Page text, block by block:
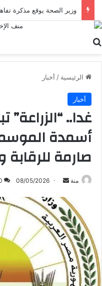
الرئيسية / أخبار
أخبار
غدا..
أسمدة
صارمة للرقابة
منة
أرسل
إلكترونيا
08/05/2026